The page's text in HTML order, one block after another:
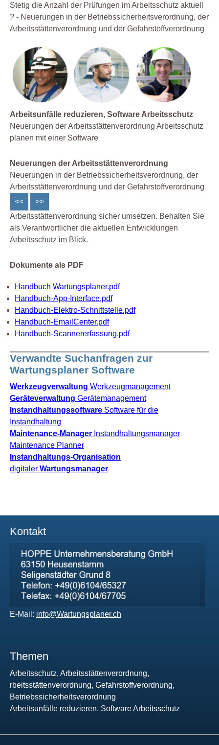
Stetig die Anzahl der Prüfungen im Arbeitsschutz aktuell
? - Neuerungen in der Betriebssicherheitsverordnung, der
Arbeitsstättenverordnung und der Gefahrstoffverordnung
Arbeitsunfälle reduzieren, Software Arbeitsschutz
Neuerungen der Arbeitsstättenverordnung Arbeitsschutz
planen mit einer Software
Neuerungen der Arbeitsstättenverordnung
Neuerungen in der Betriebssicherheitsverordnung, der
Arbeitsstättenverordnung und der Gefahrstoffverordnung
<<
>>
Arbeitsstättenverordnung sicher umsetzen. Behalten Sie
als Verantwortlicher die aktuellen Entwicklungen
Arbeitsschutz im Blick.
Dokumente als PDF
Handbuch Wartungsplaner.pdf
Handbuch-App-Interface.pdf
Handbuch-Elektro-Schnittstelle.pdf
Handbuch-EmailCenter.pdf
Handbuch-Scannererfassung.pdf
Verwandte Suchanfragen zur
Wartungsplaner Software
Werkzeugverwaltung Werkzeugmanagement
Geräteverwaltung Gerätemanagement
Instandhaltungssoftware Software für die
Instandhaltung
Maintenance-Manager Instandhaltungsmanager
Maintenance Planner
Instandhaltungs-Organisation
digitaler Wartungsmanager
Kontakt
E-Mail: info@Wartungsplaner.ch
Themen
Arbeitsschutz, Arbeitsstättenverordnung,
rbeitsstättenverordnung, Gefahrstoffverordnung,
Betriebssicherheitsverordnung
Arbeitsunfälle reduzieren, Software Arbeitsschutz